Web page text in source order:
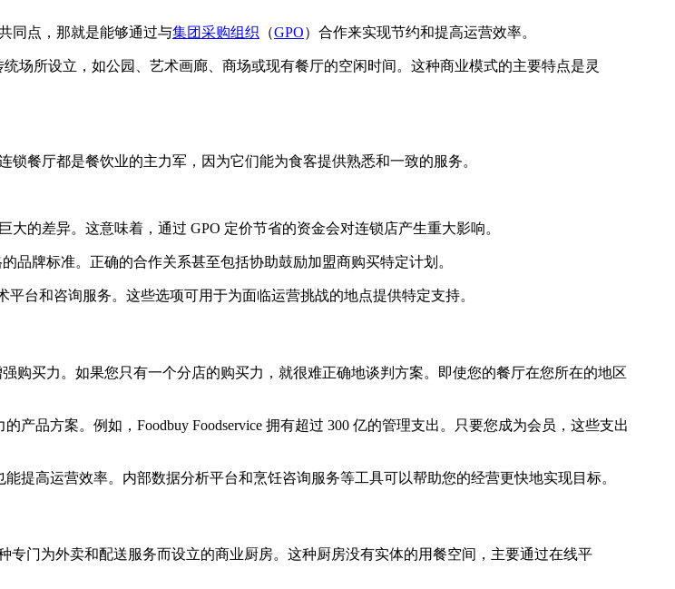
同点，那就是能够通过与集团采购组织 （GPO）合作来实现节约和提高运营效率。
场所设立，如公园、艺术画廊、商场或现有餐厅的空闲时间。这种商业模式的主要特点是灵
餐厅都是餐饮业的主力军，因为它们能为食客提供熟悉和一致的服务。
的差异。这意味着，通过 GPO 定价节省的资金会对连锁店产生重大影响。
牌标准。正确的合作关系甚至包括协助鼓励加盟商购买特定计划。
台和咨询服务。这些选项可用于为面临运营挑战的地点提供特定支持。
购买力。如果您只有一个分店的购买力，就很难正确地谈判方案。即使您的餐厅在您所在的地区
品方案。例如，Foodbuy Foodservice 拥有超过 300 亿的管理支出。只要您成为会员，这些支出
提高运营效率。内部数据分析平台和烹饪咨询服务等工具可以帮助您的经营更快地实现目标。
专门为外卖和配送服务而设立的商业厨房。这种厨房没有实体的用餐空间，主要通过在线平